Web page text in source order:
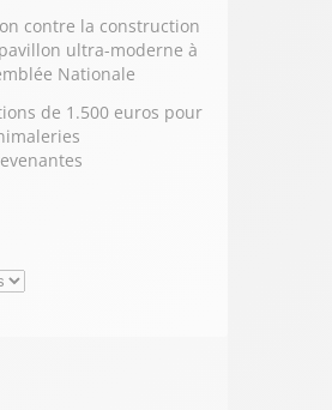
contre la construction
ultra-moderne à
Nationale
de 1.500 euros pour